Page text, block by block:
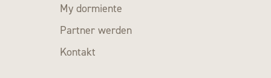
My dormiente
Partner werden
Kontakt